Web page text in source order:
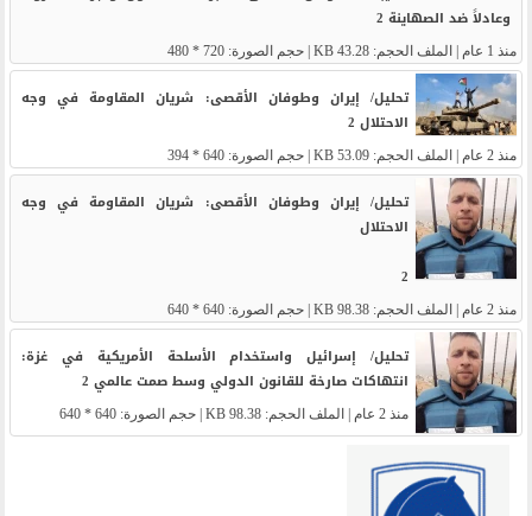
وعادلاً ضد الصهاينة 2
منذ 1 عام | الملف الحجم: 43.28 KB | حجم الصورة: 720 * 480
تحليل/ إيران وطوفان الأقصى: شريان المقاومة في وجه
الاحتلال 2
منذ 2 عام | الملف الحجم: 53.09 KB | حجم الصورة: 640 * 394
تحليل/ إيران وطوفان الأقصى: شريان المقاومة في وجه
الاحتلال
2
منذ 2 عام | الملف الحجم: 98.38 KB | حجم الصورة: 640 * 640
تحليل/ إسرائيل واستخدام الأسلحة الأمريكية في غزة:
انتهاكات صارخة للقانون الدولي وسط صمت عالمي 2
منذ 2 عام | الملف الحجم: 98.38 KB | حجم الصورة: 640 * 640